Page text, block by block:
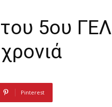
5ου ΓΕΛ
Pinterest